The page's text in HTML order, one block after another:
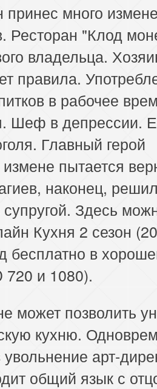
принес много
Ресторан "Клод
владельца.
правила.
в рабочее
Шеф в депрессии.
Главный герой
пытается
наконец,
супругой. Здесь
Кухня 2 сезон
бесплатно в
720 и 1080).
может позволить
кухню.
увольнение арт-
общий язык с